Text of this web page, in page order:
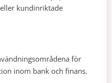
kundinriktade
för
inom bank och finans.